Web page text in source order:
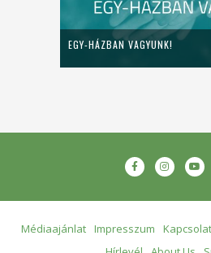
EGY-HÁZBAN VAGYUNK!
Médiaajánlat Impresszum Kapcsolat